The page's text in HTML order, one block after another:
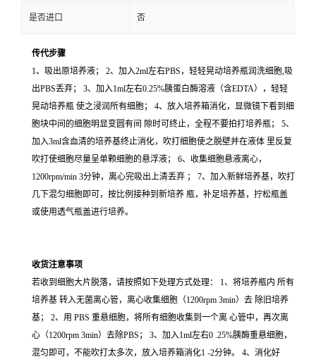
是否进口 否
传代步骤
1、吸出原培养液； 2、加入2ml左右PBS，轻轻晃动培养瓶润洗细胞,吸
出PBS丢弃； 3、加入1ml左右0.25%胰蛋白酶溶液（含EDTA），轻轻
晃动培养瓶 使之浸润所有细胞； 4、放入培养箱消化，显微镜下看到细
胞块中间的细胞明显变圆有间 隙时可终止，全程不要拍打培养瓶； 5、
加入3ml含血清的培养基终止消化，吹打细胞使之脱壁并在液体 里反复
吹打使细胞尽量呈单颗细胞的悬浮液； 6、收集细胞悬液离心，
1200rpm/min 3分钟，离心完吸出上清丢弃 ； 7、加入新鲜培养基，吹打
几下混匀细胞即可，按比例接种到新培养 瓶，补足培养基，拧松瓶盖
或使用透气瓶盖进行培养。
收货注意事项
若收到细胞大片脱落，请按照如下处理方式处理： 1、将培养瓶内 所有
培养基 转入无菌离心管，离心收集细胞（1200rpm 3min）去 除旧培养
基； 2、用 PBS 重悬细胞，将所有细胞收集到一个离 心管中，再次离
心（1200rpm 3min）去除PBS； 3、加入1ml左右0 .25%胰酶重悬细胞，
混匀即可，不能吹打太多次，放入培养箱消化1 -2分钟。 4、消化好